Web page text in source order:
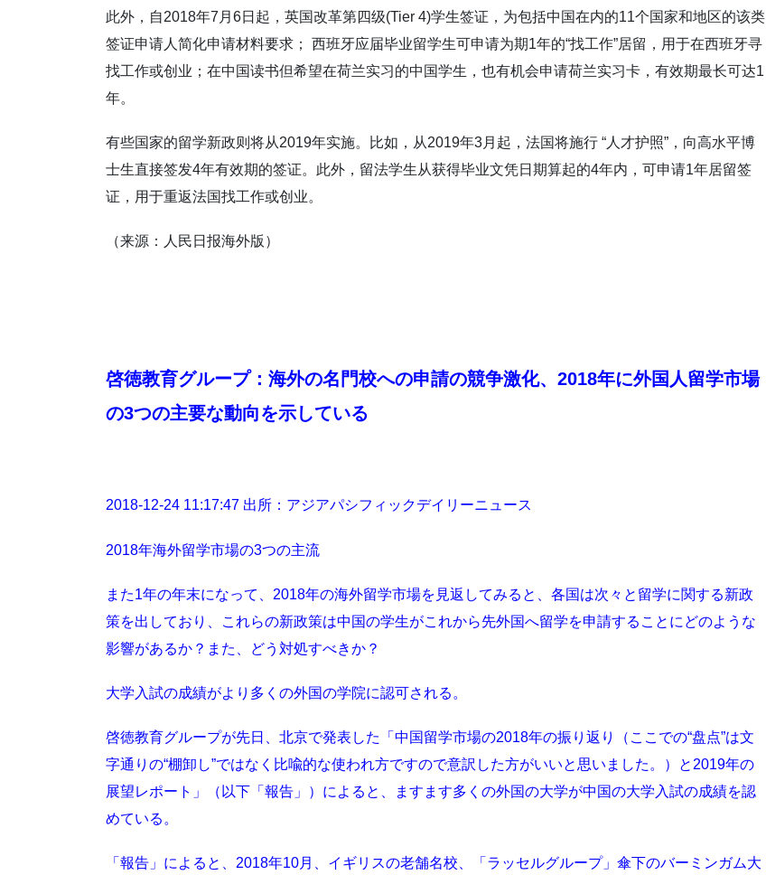
此外，自2018年7月6日起，英国改革第四级(Tier 4)学生签证，为包括中国在内的11个国家和地区的该类
签证申请人简化申请材料要求； 西班牙应届毕业留学生可申请为期1年的“找工作”居留，用于在西班牙寻
找工作或创业；在中国读书但希望在荷兰实习的中国学生，也有机会申请荷兰实习卡，有效期最长可达1
年。
有些国家的留学新政则将从2019年实施。比如，从2019年3月起，法国将施行 “人才护照”，向高水平博
士生直接签发4年有效期的签证。此外，留法学生从获得毕业文凭日期算起的4年内，可申请1年居留签
证，用于重返法国找工作或创业。
（来源：人民日报海外版）
啓徳教育グループ：海外の名門校への申請の競争激化、2018年に外国人留学市場
の3つの主要な動向を示している
2018-12-24 11:17:47 出所：アジアパシフィックデイリーニュース
2018年海外留学市場の3つの主流
また1年の年末になって、2018年の海外留学市場を見返してみると、各国は次々と留学に関する新政
策を出しており、これらの新政策は中国の学生がこれから先外国へ留学を申請することにどのような
影響があるか？また、どう対処すべきか？
大学入試の成績がより多くの外国の学院に認可される。
啓徳教育グループが先日、北京で発表した「中国留学市場の2018年の振り返り（ここでの“盘点”は文
字通りの“棚卸し”ではなく比喩的な使われ方ですので意訳した方がいいと思いました。）と2019年の
展望レポート」（以下「報告」）によると、ますます多くの外国の大学が中国の大学入試の成績を認
めている。
「報告」によると、2018年10月、イギリスの老舗名校、「ラッセルグループ」傘下のバーミンガム大